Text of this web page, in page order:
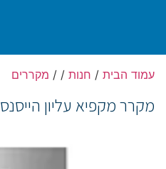
עמוד הבית / חנות /
/ מקררים
מקרר מקפיא עליון הייסנס RD67SLK